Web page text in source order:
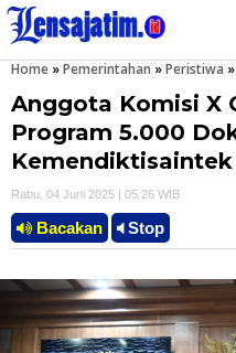
Home »Pemerintahan »Peristiwa »
Anggota Komisi X
Program 5.000
Kemendiktisaintek
Rabu, 04 Juni 2025 | 05.26 WIB
Bacakan Stop